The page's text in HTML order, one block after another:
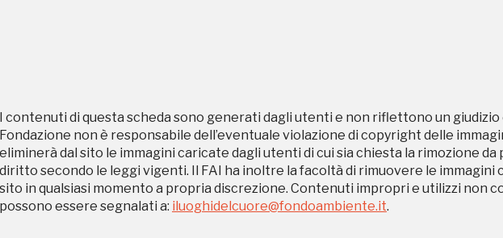
I contenuti di questa scheda sono generati dagli utenti e non riflettono un giudizio
Fondazione non è responsabile dell’eventuale violazione di copyright delle
eliminerà dal sito le immagini caricate dagli utenti di cui sia chiesta la rimozione
diritto secondo le leggi vigenti. Il FAI ha inoltre la facoltà di rimuovere le immagini
sito in qualsiasi momento a propria discrezione. Contenuti impropri e utilizzi non
possono essere segnalati a: iluoghidelcuore@fondoambiente.it.
riservate agli iscritti
l'anno
Gratis
Gallerie
Milano